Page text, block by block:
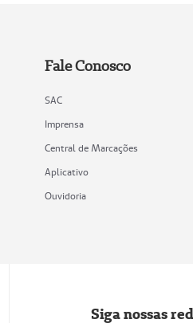
Fale Conosco
SAC
Imprensa
Central de Marcações
Aplicativo
Ouvidoria
Siga nossas